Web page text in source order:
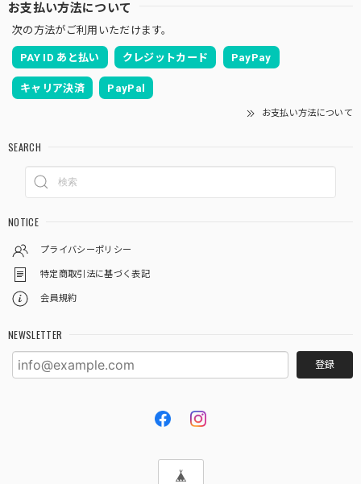
お支払い方法について
次の方法がご利用いただけます。
PAY ID あと払い クレジットカード PayPay
キャリア決済 PayPal
お支払い方法について
SEARCH
NOTICE
プライバシーポリシー
特定商取引法に基づく表記
会員規約
NEWSLETTER
登録